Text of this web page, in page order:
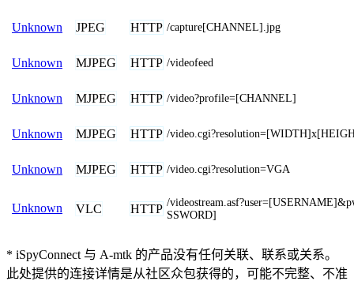
Unknown JPEG HTTP /capture[CHANNEL].jpg
Unknown MJPEG HTTP /videofeed
Unknown MJPEG HTTP /video?profile=[CHANNEL]
Unknown MJPEG HTTP /
Unknown MJPEG HTTP /video.cgi?resolution=VGA
Unknown VLC HTTP /
SSWORD]
* iSpyConnect 与 A-mtk 的产品没有任何关联、联系或关系。
此处提供的连接详情是从社区众包获得的，可能不完整、不准